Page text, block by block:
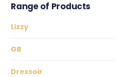
Range of Products
Lizzy
GB
Dressoir